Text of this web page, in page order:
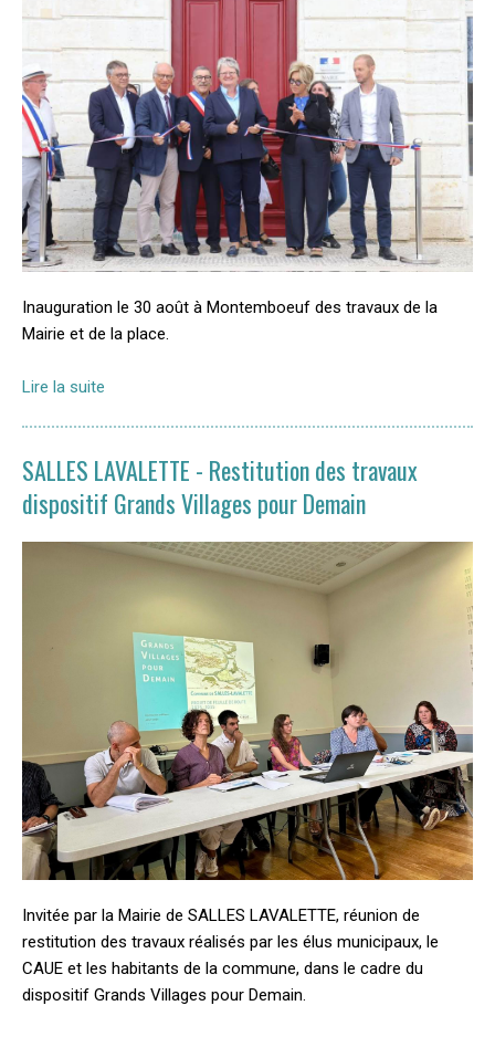
Inauguration le 30 août à Montemboeuf des travaux de la
Mairie et de la place.
Lire la suite
SALLES LAVALETTE - Restitution des travaux
dispositif Grands Villages pour Demain
Invitée par la Mairie de SALLES LAVALETTE, réunion de
restitution des travaux réalisés par les élus municipaux, le
CAUE et les habitants de la commune, dans le cadre du
dispositif Grands Villages pour Demain.